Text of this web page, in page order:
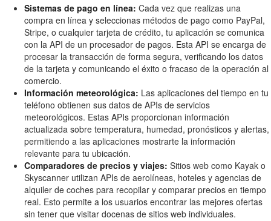
Sistemas de pago en línea: Cada vez que realizas una
compra en línea y seleccionas métodos de pago como PayPal,
Stripe, o cualquier tarjeta de crédito, tu aplicación se comunica
con la API de un procesador de pagos. Esta API se encarga de
procesar la transacción de forma segura, verificando los datos
de la tarjeta y comunicando el éxito o fracaso de la operación al
comercio.
Información meteorológica: Las aplicaciones del tiempo en tu
teléfono obtienen sus datos de APIs de servicios
meteorológicos. Estas APIs proporcionan información
actualizada sobre temperatura, humedad, pronósticos y alertas,
permitiendo a las aplicaciones mostrarte la información
relevante para tu ubicación.
Comparadores de precios y viajes: Sitios web como Kayak o
Skyscanner utilizan APIs de aerolíneas, hoteles y agencias de
alquiler de coches para recopilar y comparar precios en tiempo
real. Esto permite a los usuarios encontrar las mejores ofertas
sin tener que visitar docenas de sitios web individuales.